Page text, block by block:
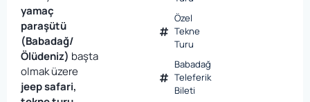
yamaç
paraşütü
(Babadağ/
Ölüdeniz) başta
olmak üzere
jeep safari,
Özel
Tekne
Turu
Babadağ
Teleferik
Bileti